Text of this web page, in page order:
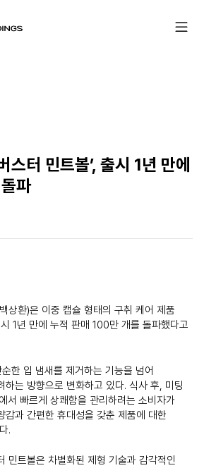
스터 민트볼’, 출시 1년 만에
파
상환)은 이중 캡슐 형태의 구취 케어 제품
시 1년 만에 누적 판매 100만 개를 돌파했다고
한 입 냄새를 제거하는 기능을 넘어
하는 방향으로 변화하고 있다. 식사 후, 미팅
서 빠르게 상쾌함을 관리하려는 소비자가
감과 간편한 휴대성을 갖춘 제품에 대한
.
민트볼은 차별화된 제형 기술과 감각적인